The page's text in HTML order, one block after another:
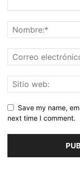
Save my name,
next time I comment.